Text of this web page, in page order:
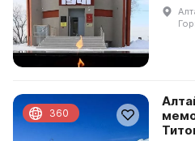
360